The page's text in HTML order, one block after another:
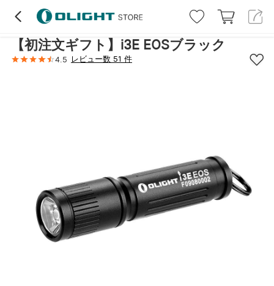
【初注文ギフト】i3E EOSブラック
4.5 レビュー数 51 件
ハイライト レビュー (51) 詳細